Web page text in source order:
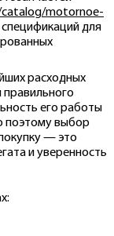
catalog/motornoe-
для
расходных
правильного
его работы
поэтому выбор
— это
и уверенность